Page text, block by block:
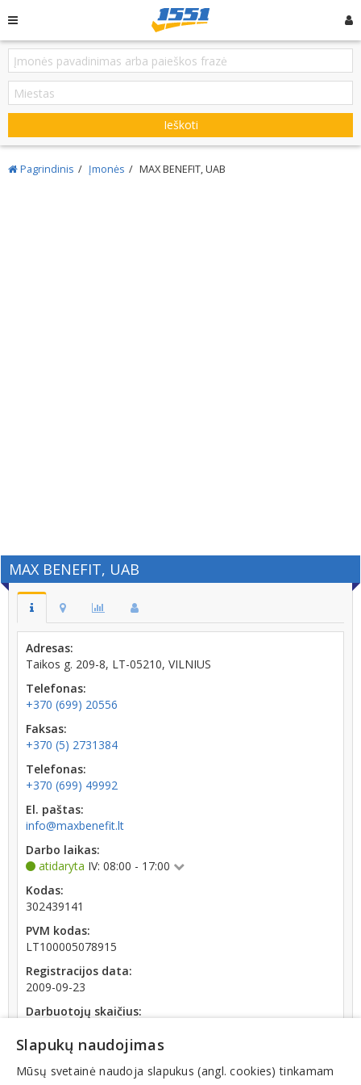
Ieškoti
Pagrindinis Įmonės MAX BENEFIT, UAB
MAX BENEFIT, UAB
Adresas:
Taikos g. 209-8, LT-05210, VILNIUS
Telefonas:
+370 (699) 20556
Faksas:
+370 (5) 2731384
Telefonas:
+370 (699) 49992
El. paštas:
info@maxbenefit.lt
Darbo laikas:
atidaryta IV: 08:00 - 17:00
Kodas:
302439141
PVM kodas:
LT100005078915
Registracijos data:
2009-09-23
Darbuotojų skaičius:
Apyvarta:
29 895 €, pelnas po mokesčių 3,0 % (2025 m.)
Slapukų naudojimas
Mūsų svetainė naudoja slapukus (angl. cookies) tinkamam